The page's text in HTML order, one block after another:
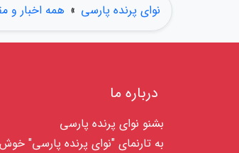
نوای پرنده پارسی » همه اخبار و
درباره ما
بشنو نوای پرنده پارسی
به تارنمای "نوای پرنده پارسی"